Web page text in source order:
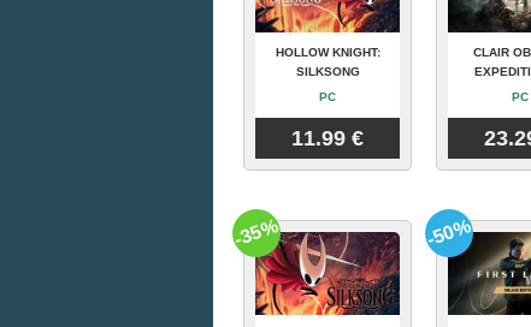
HOLLOW KNIGHT:
SILKSONG
PC
11.99 €
CLAIR
PC
-35% -50%